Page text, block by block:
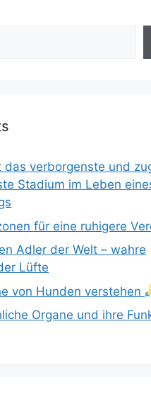
das verborgenste und
Stadium im Leben
für eine ruhigere
Adler der Welt – wahre
Lüfte
von Hunden verstehen
Organe und ihre